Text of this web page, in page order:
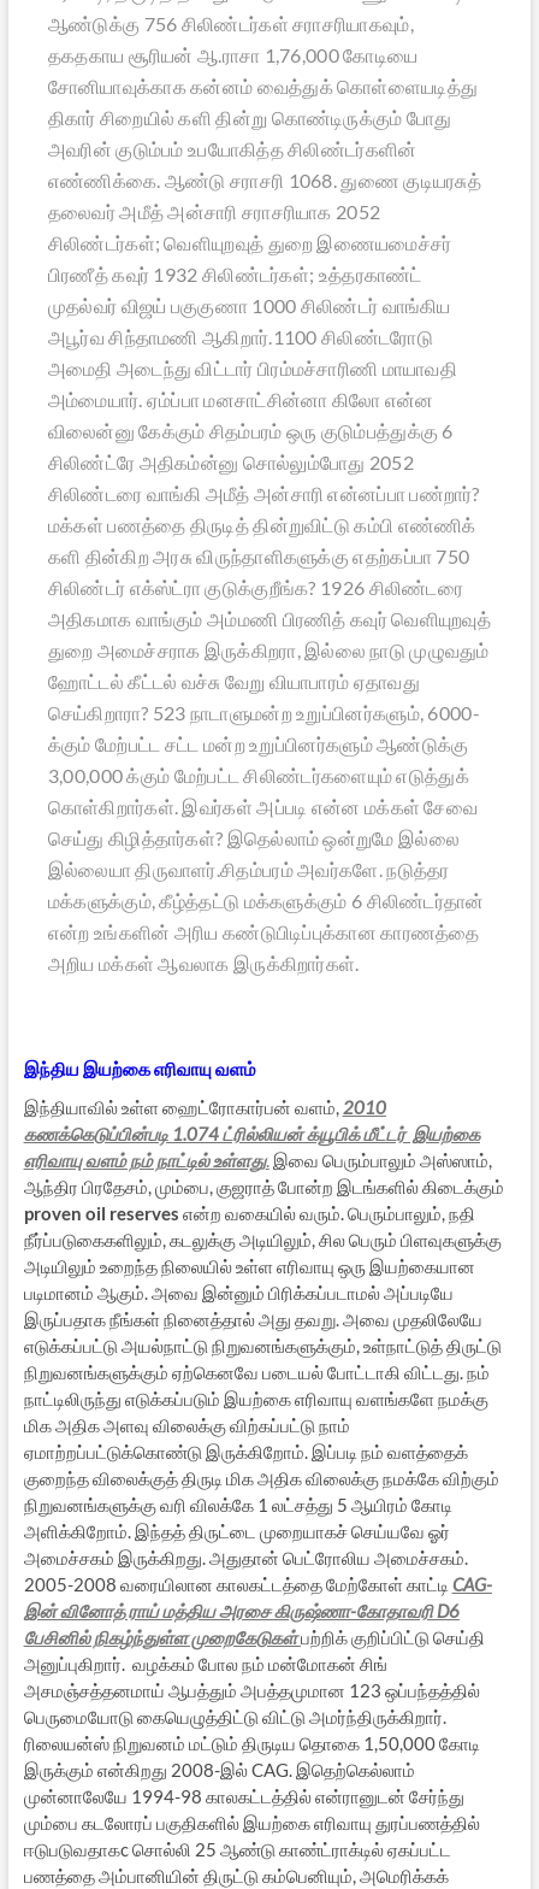
ஆண்டுக்கு 756 சிலிண்டர்கள் சராசரியாகவும்,
தகதகாய சூரியன் ஆ.ராசா 1,76,000 கோடியை
சோனியாவுக்காக கன்னம் வைத்துக் கொள்ளையடித்து
திகார் சிறையில் களி தின்று கொண்டிருக்கும் போது
அவரின் குடும்பம் உபயோகித்த சிலிண்டர்களின்
எண்ணிக்கை. ஆண்டு சராசரி 1068. துணை குடியரசுத்
தலைவர் அமீத் அன்சாரி சராசரியாக 2052
சிலிண்டர்கள்; வெளியுறவுத் துறை இணையமைச்சர்
பிரணீத் கவுர் 1932 சிலிண்டர்கள்; உத்தரகாண்ட்
முதல்வர் விஜய் பகுகுணா 1000 சிலிண்டர் வாங்கிய
அபூர்வ சிந்தாமணி ஆகிறார்.1100 சிலிண்டரோடு
அமைதி அடைந்து விட்டார் பிரம்மச்சாரிணி மாயாவதி
அம்மையார். ஏம்ப்பா மனசாட்சின்னா கிலோ என்ன
விலைன்னு கேக்கும் சிதம்பரம் ஒரு குடும்பத்துக்கு 6
சிலிண்ட்ரே அதிகம்ன்னு சொல்லும்போது 2052
சிலிண்டரை வாங்கி அமீத் அன்சாரி என்னப்பா பண்றார்?
மக்கள் பணத்தை திருடித் தின்றுவிட்டு கம்பி எண்ணிக்
களி தின்கிற அரசு விருந்தாளிகளுக்கு எதற்கப்பா 750
சிலிண்டர் எக்ஸ்ட்ரா குடுக்குறீங்க? 1926 சிலிண்டரை
அதிகமாக வாங்கும் அம்மணி பிரணித் கவுர் வெளியுறவுத்
துறை அமைச்சராக இருக்கிறரா, இல்லை நாடு முழுவதும்
ஹோட்டல் கீட்டல் வச்சு வேறு வியாபாரம் ஏதாவது
செய்கிறாரா? 523 நாடாளுமன்ற உறுப்பினர்களும், 6000-
க்கும் மேற்பட்ட சட்ட மன்ற உறுப்பினர்களும் ஆண்டுக்கு
3,00,000 க்கும் மேற்பட்ட சிலிண்டர்களையும் எடுத்துக்
கொள்கிறார்கள். இவர்கள் அப்படி என்ன மக்கள் சேவை
செய்து கிழித்தார்கள்? இதெல்லாம் ஒன்றுமே இல்லை
இல்லையா திருவாளர்.சிதம்பரம் அவர்களே. நடுத்தர
மக்களுக்கும், கீழ்த்தட்டு மக்களுக்கும் 6 சிலிண்டர்தான்
என்ற உங்களின் அரிய கண்டுபிடிப்புக்கான காரணத்தை
அறிய மக்கள் ஆவலாக இருக்கிறார்கள்.
இந்திய இயற்கை எரிவாயு வளம்
இந்தியாவில் உள்ள ஹைட்ரோகார்பன் வளம்,2010
கணக்கெடுப்பின்படி 1.074 ட்ரில்லியன் க்யூபிக் மீட்டர் இயற்கை
எரிவாயு வளம் நம் நாட்டில் உள்ளது.இவை பெரும்பாலும் அஸ்ஸாம்,
ஆந்திர பிரதேசம், மும்பை, குஜராத் போன்ற இடங்களில் கிடைக்கும்
proven oil reserves என்ற வகையில் வரும். பெரும்பாலும், நதி
நீர்ப்படுகைகளிலும், கடலுக்கு அடியிலும், சில பெரும் பிளவுகளுக்கு
அடியிலும் உறைந்த நிலையில் உள்ள எரிவாயு ஒரு இயற்கையான
படிமானம் ஆகும். அவை இன்னும் பிரிக்கப்படாமல் அப்படியே
இருப்பதாக நீங்கள் நினைத்தால் அது தவறு. அவை முதலிலேயே
எடுக்கப்பட்டு அயல்நாட்டு நிறுவனங்களுக்கும், உள்நாட்டுத் திருட்டு
நிறுவனங்களுக்கும் ஏற்கெனவே படையல் போட்டாகி விட்டது. நம்
நாட்டிலிருந்து எடுக்கப்படும் இயற்கை எரிவாயு வளங்களே நமக்கு
மிக அதிக அளவு விலைக்கு விற்கப்பட்டு நாம்
ஏமாற்றப்பட்டுக்கொண்டு இருக்கிறோம். இப்படி நம் வளத்தைக்
குறைந்த விலைக்குத் திருடி மிக அதிக விலைக்கு நமக்கே விற்கும்
நிறுவனங்களுக்கு வரி விலக்கே 1 லட்சத்து 5 ஆயிரம் கோடி
அளிக்கிறோம். இந்தத் திருட்டை முறையாகச் செய்யவே ஓர்
அமைச்சகம் இருக்கிறது. அதுதான் பெட்ரோலிய அமைச்சகம்.
2005-2008 வரையிலான காலகட்டத்தை மேற்கோள் காட்டி CAG-
இன் வினோத் ராய் மத்திய அரசை கிருஷ்ணா-கோதாவரி D6
பேசினில் நிகழ்ந்துள்ள முறைகேடுகள்பற்றிக் குறிப்பிட்டு செய்தி
அனுப்புகிறார். வழக்கம் போல நம் மன்மோகன் சிங்
அசமஞ்சத்தனமாய் ஆபத்தும் அபத்தமுமான 123 ஒப்பந்தத்தில்
பெருமையோடு கையெழுத்திட்டு விட்டு அமர்ந்திருக்கிறார்.
ரிலையன்ஸ் நிறுவனம் மட்டும் திருடிய தொகை 1,50,000 கோடி
இருக்கும் என்கிறது 2008-இல் CAG. இதெற்கெல்லாம்
முன்னாலேயே 1994-98 காலகட்டத்தில் என்ரானுடன் சேர்ந்து
மும்பை கடலோரப் பகுதிகளில் இயற்கை எரிவாயு துரப்பணத்தில்
ஈடுபடுவதாகc சொல்லி 25 ஆண்டு காண்ட்ராக்டில் ஏகப்பட்ட
பணத்தை அம்பானியின் திருட்டு கம்பெனியும், அமெரிக்கக்